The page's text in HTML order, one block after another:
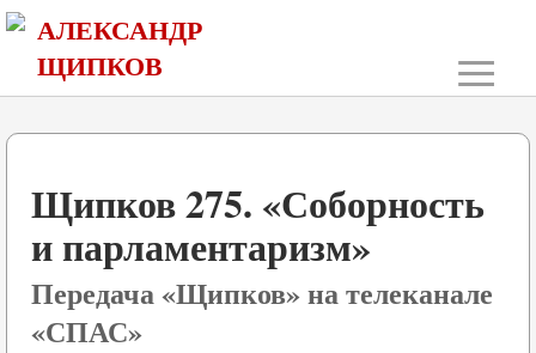
АЛЕКСАНДР
ЩИПКОВ
≡
Щипков 275. «Соборность
и парламентаризм»
Передача «Щипков» на телеканале
«СПАС»